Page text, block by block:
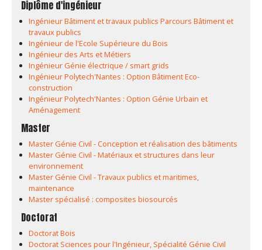
Diplôme d'ingénieur
Ingénieur Bâtiment et travaux publics Parcours Bâtiment et
travaux publics
Ingénieur de l'Ecole Supérieure du Bois
Ingénieur des Arts et Métiers
Ingénieur Génie électrique / smart grids
Ingénieur Polytech'Nantes : Option Bâtiment Eco-
construction
Ingénieur Polytech'Nantes : Option Génie Urbain et
Aménagement
Master
Master Génie Civil - Conception et réalisation des bâtiments
Master Génie Civil - Matériaux et structures dans leur
environnement
Master Génie Civil - Travaux publics et maritimes,
maintenance
Master spécialisé : composites biosourcés
Doctorat
Doctorat Bois
Doctorat Sciences pour l'Ingénieur, Spécialité Génie Civil